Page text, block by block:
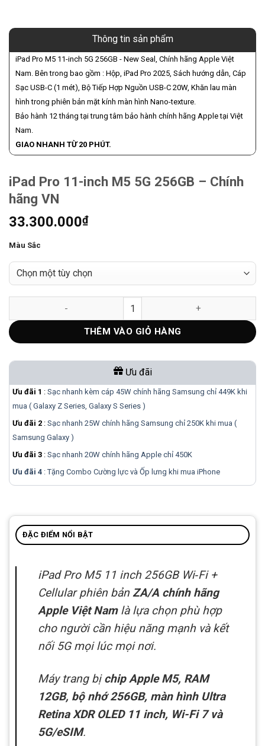
Thông tin sản phẩm
iPad Pro M5 11-inch 5G 256GB - New Seal, Chính hãng Apple Việt
Nam. Bên trong bao gồm : Hộp, iPad Pro 2025, Sách hướng dẫn, Cáp
Sạc USB-C (1 mét), Bộ Tiếp Hợp Nguồn USB-C 20W, Khăn lau màn
hình trong phiên bản mặt kính màn hình Nano-texture.
Bảo hành 12 tháng tại trung tâm bảo hành chính hãng Apple tại Việt
Nam.
GIAO NHANH TỪ 20 PHÚT.
iPad Pro 11-inch M5 5G 256GB – Chính
hãng VN
33.300.000₫
Màu Sắc
iPad Pro 11-inch M5 5G 256GB - Chính hãng VN số lượng
THÊM VÀO GIỎ HÀNG
Ưu đãi
Ưu đãi 1 : Sạc nhanh kèm cáp 45W chính hãng Samsung chỉ 449K khi
mua ( Galaxy Z Series, Galaxy S Series )
Ưu đãi 2 : Sạc nhanh 25W chính hãng Samsung chỉ 250K khi mua (
Samsung Galaxy )
Ưu đãi 3 : Sạc nhanh 20W chính hãng Apple chỉ 450K
Ưu đãi 4 : Tặng Combo Cường lực và Ốp lưng khi mua iPhone
ĐẶC ĐIỂM NỔI BẬT
iPad Pro M5 11 inch 256GB Wi‑Fi +
Cellularphiên bảnZA/A chính hãng
Apple Việt Namlà lựa chọn phù hợp
cho người cần hiệu năng mạnh và kết
nối 5G mọi lúc mọi nơi.
Máy trang bịchip Apple M5, RAM
12GB, bộ nhớ 256GB, màn hình Ultra
Retina XDR OLED 11 inch, Wi-Fi 7 và
5G/eSIM.